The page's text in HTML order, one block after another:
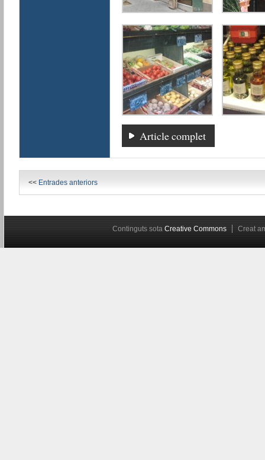
Article complet
<< Entrades anteriors
Continguts sota Creative Commons Creat